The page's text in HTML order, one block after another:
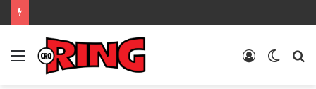
Menu
Switch
Prijava